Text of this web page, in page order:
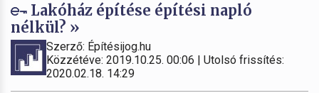
Lakóház építése építési napló
nélkül? »
Szerző: Építésijog.hu
Közzétéve: 2019.10.25. 00:06 | Utolsó frissítés:
2020.02.18. 14:29